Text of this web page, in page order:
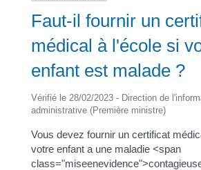
Faut-il fournir un
médical à l'école si
enfant est malade ?
Vérifié le 28/02/2023 - Direction de
administrative (Première ministre)
Vous devez fournir un certificat
votre enfant a une maladie <span